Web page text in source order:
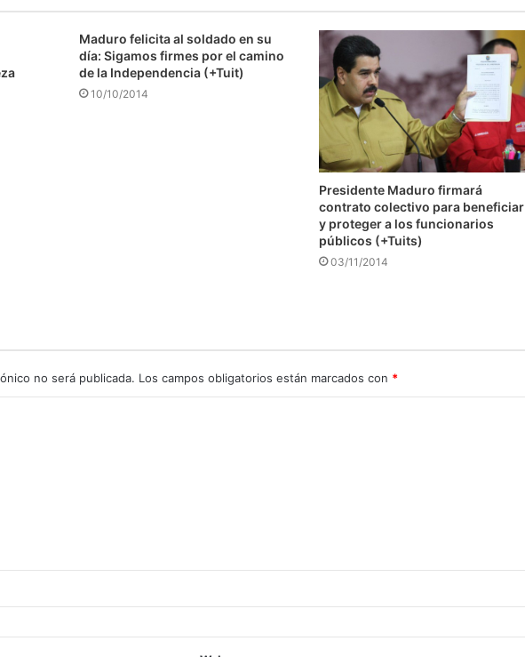
Maduro felicita al soldado en su
día: Sigamos firmes por el camino
de la Independencia (+Tuit)
10/10/2014
Presidente Maduro firmará
contrato colectivo para beneficiar
y proteger a los funcionarios
públicos (+Tuits)
03/11/2014
no será publicada. Los campos obligatorios están marcados con *